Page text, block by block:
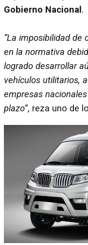
Gobierno Nacional .
“La imposibilidad de
en la normativa
logrado desarrollar
vehículos utilitarios,
empresas
plazo”, reza uno de